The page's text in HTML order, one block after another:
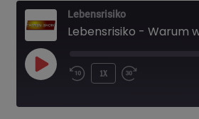
Lebensrisiko
PLAY
1X